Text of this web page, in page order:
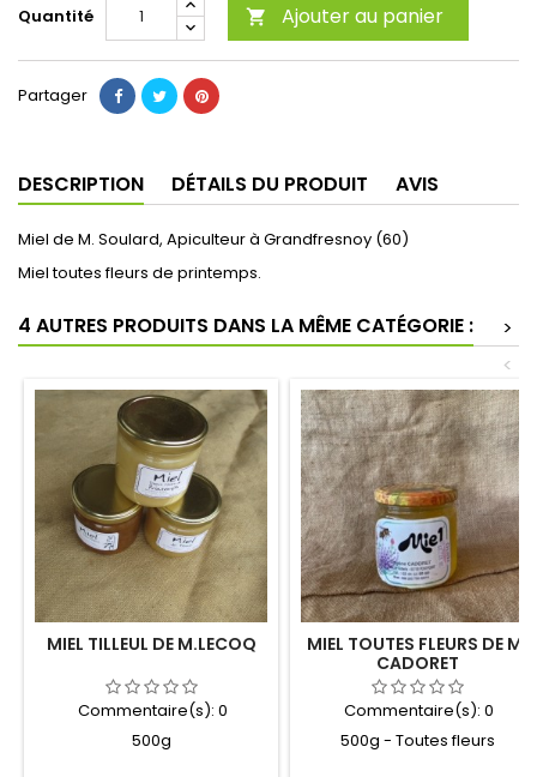
Quantité  Ajouter au panier
Partager
DESCRIPTION DÉTAILS DU PRODUIT AVIS
Miel de M. Soulard, Apiculteur à Grandfresnoy (60)
Miel toutes fleurs de printemps.
4 AUTRES PRODUITS DANS LA MÊME CATÉGORIE :
>
<
MIEL TILLEUL DE M.LECOQ
Commentaire(s): 0
500g
MIEL TOUTES FLEURS DE M.
CADORET
Commentaire(s): 0
500g - Toutes fleurs